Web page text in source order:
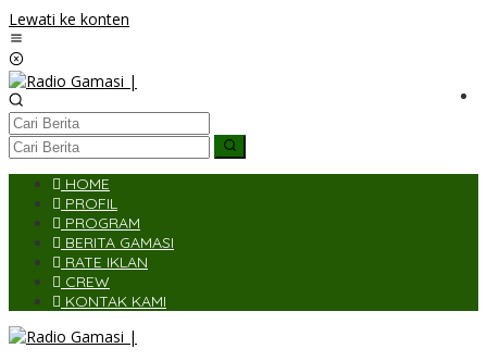
Lewati ke konten
HOME
PROFIL
PROGRAM
BERITA GAMASI
RATE IKLAN
CREW
KONTAK KAMI